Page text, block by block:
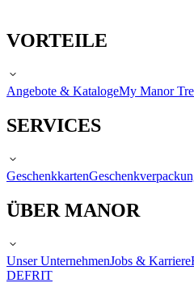
VORTEILE
Angebote & KatalogeMy Manor
SERVICES
Geschenkkarten
ÜBER MANOR
Unser UnternehmenJobs & Karriere
DEFRIT